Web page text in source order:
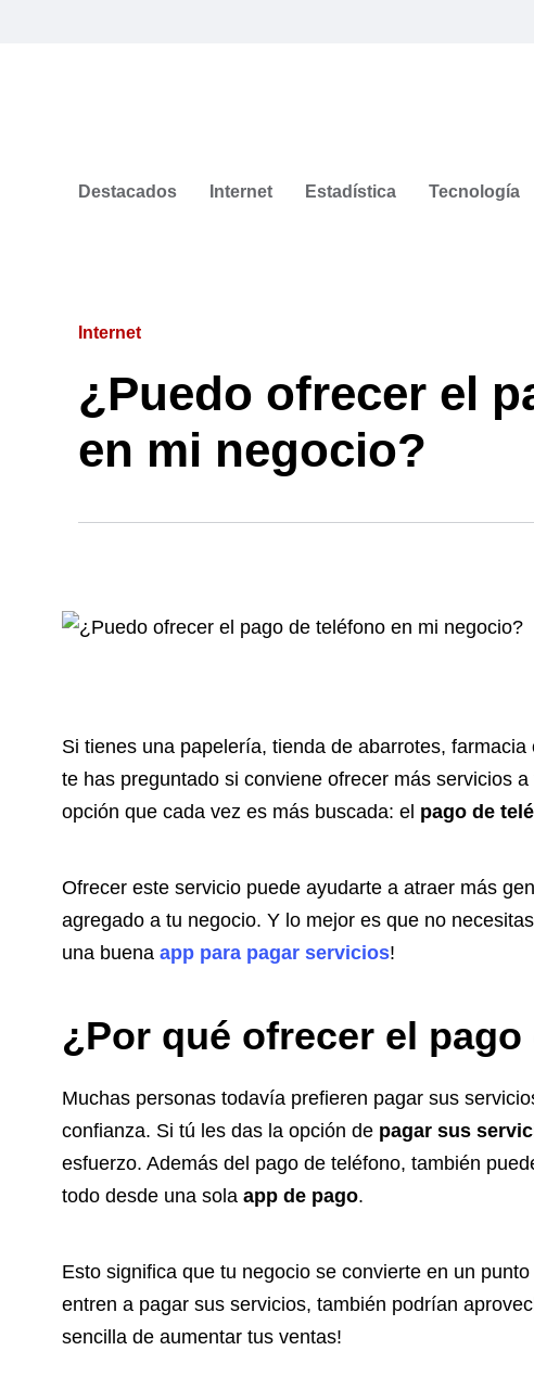
Destacados Internet Estadística Tecnología
Internet
¿Puedo ofrecer el
en mi negocio?
Si tienes una papelería, tienda de abarrotes,
te has preguntado si conviene ofrecer más servicios
opción que cada vez es más buscada: el pago de
Ofrecer este servicio puede ayudarte a atraer más
agregado a tu negocio. Y lo mejor es que no
una buena app para pagar servicios!
¿Por qué ofrecer el
Muchas personas todavía prefieren pagar sus
confianza. Si tú les das la opción de pagar sus
esfuerzo. Además del pago de teléfono, también
todo desde una sola app de pago.
Esto significa que tu negocio se convierte en un
entren a pagar sus servicios, también podrían
sencilla de aumentar tus ventas!